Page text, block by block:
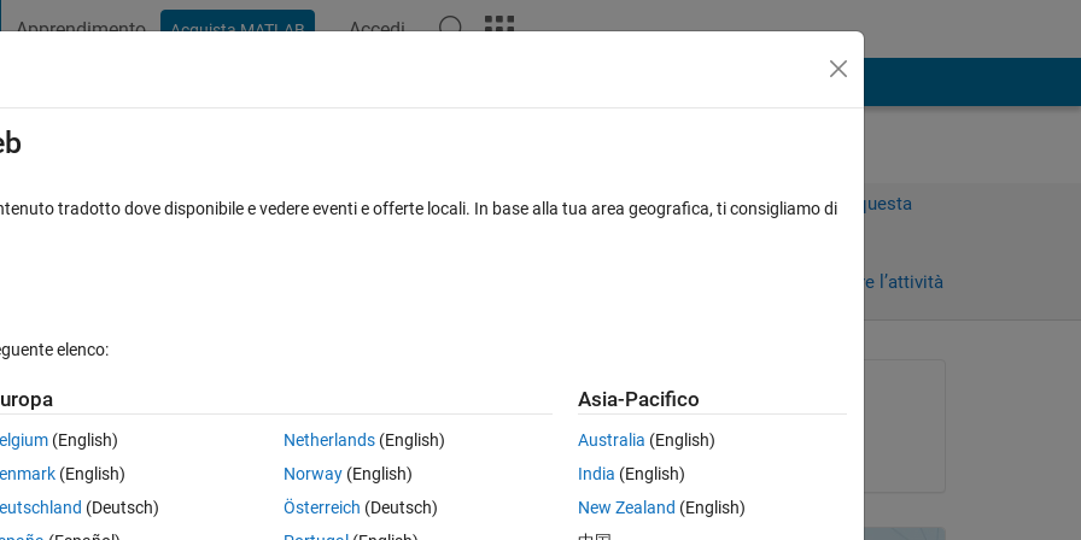
Apprendimento Acquista MATLAB Accedi
Accedi per rispondere a questa
Accedi per seguire l’attività
0 voti
and I am using a 3-panel layout.THe problem I am facing is that even
how to make it adapt to the size of the screen?
Richiesto:
il 14 Feb 2021
tradotto dove disponibile e vedere eventi e offerte locali. In base alla tua area geografica, ti consigliamo di
elenco:
(English)
(English)
(Deutsch)
Netherlands(English)
Norway(English)
Österreich (Deutsch)
Asia-Pacifico
Australia (English)
India (English)
New Zealand (English)